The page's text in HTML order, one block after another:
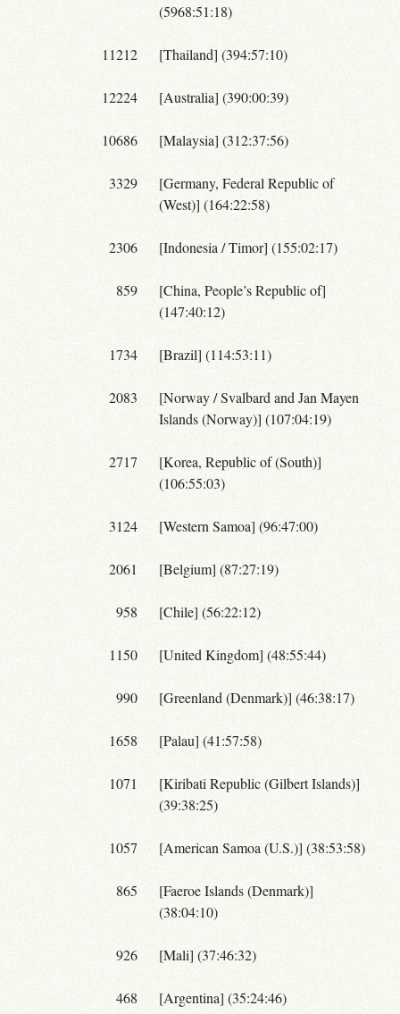
(5968:51:18)
11212 [Thailand] (394:57:10)
12224 [Australia] (390:00:39)
10686 [Malaysia] (312:37:56)
3329
[Germany, Federal Republic of
(West)] (164:22:58)
2306 [Indonesia / Timor] (155:02:17)
859
[China, People’s Republic of]
(147:40:12)
1734 [Brazil] (114:53:11)
2083
[Norway / Svalbard and Jan Mayen
Islands (Norway)] (107:04:19)
2717
[Korea, Republic of (South)]
(106:55:03)
3124 [Western Samoa] (96:47:00)
2061 [Belgium] (87:27:19)
958 [Chile] (56:22:12)
1150 [United Kingdom] (48:55:44)
990 [Greenland (Denmark)] (46:38:17)
1658 [Palau] (41:57:58)
1071
[Kiribati Republic (Gilbert Islands)]
(39:38:25)
1057 [American Samoa (U.S.)] (38:53:58)
865
[Faeroe Islands (Denmark)]
(38:04:10)
926 [Mali] (37:46:32)
468 [Argentina] (35:24:46)